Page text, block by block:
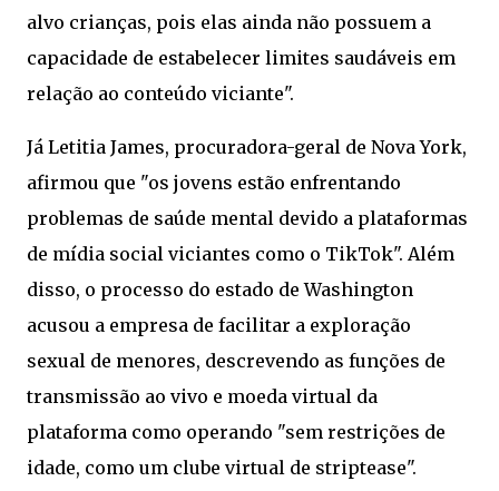
alvo crianças, pois elas ainda não possuem a
capacidade de estabelecer limites saudáveis em
relação ao conteúdo viciante".
Já Letitia James, procuradora-geral de Nova York,
afirmou que "os jovens estão enfrentando
problemas de saúde mental devido a plataformas
de mídia social viciantes como o TikTok". Além
disso, o processo do estado de Washington
acusou a empresa de facilitar a exploração
sexual de menores, descrevendo as funções de
transmissão ao vivo e moeda virtual da
plataforma como operando "sem restrições de
idade, como um clube virtual de striptease".